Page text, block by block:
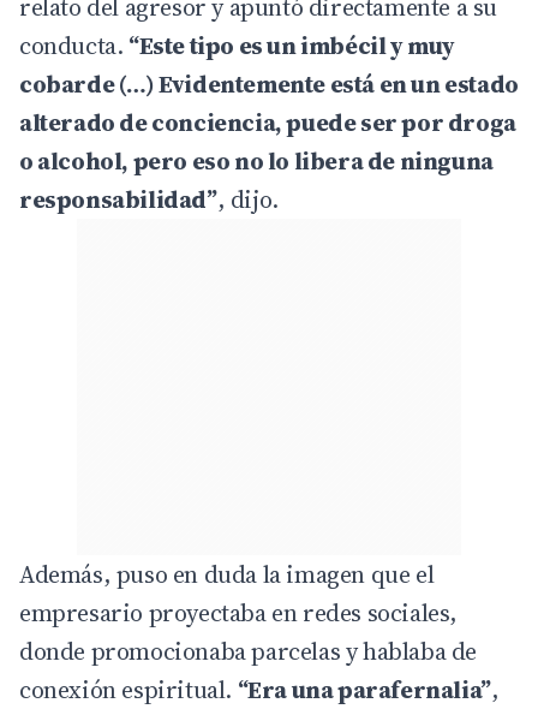
relato del agresor y apuntó directamente a su
conducta. “Este tipo es un imbécil y muy
cobarde (…) Evidentemente está en un estado
alterado de conciencia, puede ser por droga
o alcohol, pero eso no lo libera de ninguna
responsabilidad”, dijo.
Además, puso en duda la imagen que el
empresario proyectaba en redes sociales,
donde promocionaba parcelas y hablaba de
conexión espiritual. “Era una parafernalia”,